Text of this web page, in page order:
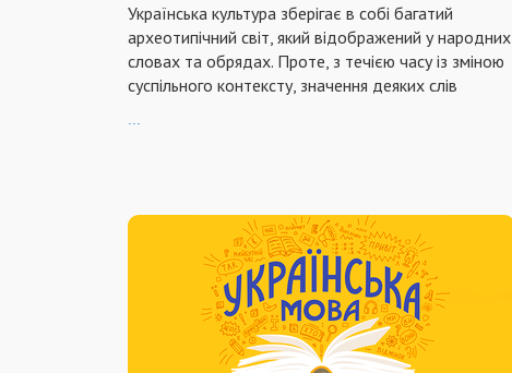
Українська культура зберігає в собі багатий
археотипічний світ, який відображений у народних
словах та обрядах. Проте, з течією часу із зміною
суспільного контексту, значення деяких слів